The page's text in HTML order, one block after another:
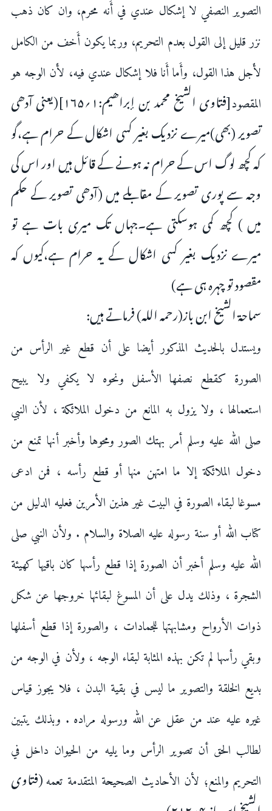
التصوير النصفي لا إشكال عندي في أَنه محرم، وان كان ذهب
نزر قليل إلى القول بعدم التحريم، وربما يكون أَخف من الكامل
لأَجل هذا القول، وأَما أَنا فلا إشكال عندي فيه، لأَن الوجه هو
المقصود
[فتاوی الشیخ محمد بن إبراھیم:۱؍۱۶۵](یعنی آدھی
تصویر (بھی)میرے نزدیک بغیر کسی اشکال کے حرام ہے،گو
کہ کچھ لوگ اس کے حرام نہ ہونے کے قائل ہیں اور اس کی
وجہ سے پوری تصویر کے مقابلے میں (آدھی تصویر کے حکم
میں ) کچھ کمی ہوسکتی ہے۔جہاں تک میری بات ہے تو
میرے نزدیک بغیر کسی اشکال کے یہ حرام ہے،کیوں کہ
مقصود تو چہرہ ہی ہے)
سماحۃ الشیخ ابن باز(رحمہ اللہ) فرماتے ہیں:
ويستدل بالحديث المذكور أيضا على أن قطع غير الرأس من
الصورة كقطع نصفها الأسفل ونحوه لا يكفي ولا يبيح
استعمالها ، ولا يزول به المانع من دخول الملائكة ، لأن النبي
صلى الله عليه وسلم أمر بهتك الصور ومحوها وأخبر أنها تمنع من
دخول الملائكة إلا ما امتهن منها أو قطع رأسه ، فمن ادعى
مسوغا لبقاء الصورة في البيت غير هذين الأمرين فعليه الدليل من
كتاب الله أو سنة رسوله عليه الصلاة والسلام . ولأن النبي صلى
الله عليه وسلم أخبر أن الصورة إذا قطع رأسها كان باقيها كهيئة
الشجرة ، وذلك يدل على أن المسوغ لبقائها خروجها عن شكل
ذوات الأرواح ومشابهتها للجمادات ، والصورة إذا قطع أسفلها
وبقي رأسها لم تكن بهذه المثابة لبقاء الوجه ، ولأن في الوجه من
بديع الخلقة والتصوير ما ليس في بقية البدن ، فلا يجوز قياس
غيره عليه عند من عقل عن الله ورسوله مراده . وبذلك يتبين
لطالب الحق أن تصوير الرأس وما يليه من الحيوان داخل في
التحريم والمنع؛ لأن الأحاديث الصحيحة المتقدمة تعمه(فتاوی